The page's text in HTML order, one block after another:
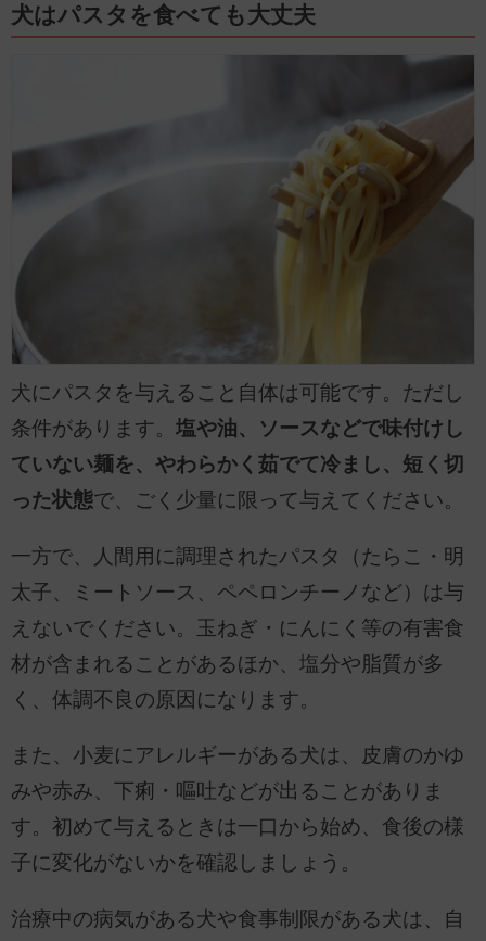
犬はパスタを食べても大丈夫
犬にパスタを与えること自体は可能です。ただし
条件があります。 塩や油、ソースなどで味付けし
ていない麺を、やわらかく茹でて冷まし、短く切
った状態で、ごく少量に限って与えてください。
一方で、人間用に調理されたパスタ（たらこ・明
太子、ミートソース、ペペロンチーノなど）は与
えないでください。玉ねぎ・にんにく等の有害食
材が含まれることがあるほか、塩分や脂質が多
く、体調不良の原因になります。
また、小麦にアレルギーがある犬は、皮膚のかゆ
みや赤み、下痢・嘔吐などが出ることがありま
す。初めて与えるときは一口から始め、食後の様
子に変化がないかを確認しましょう。
治療中の病気がある犬や食事制限がある犬は、自